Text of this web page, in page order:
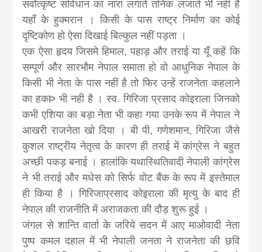
सर्वोत्कृष्ट संविधान का नारा लगाते तनिक लजाते भी नही हैं
यहाँ के हुक्मरान । किसी के पास राष्ट्र निर्माण का कोई
दृष्टिकोण हो ऐसा दिखाई बिल्कुल नहीं पड़ता ।
एक ऐसा हृदय जिसमे हिमाल, पहाड़ और तराई या यूँ कहें कि
सम्पूर्ण और सारभौम नेपाल समाता हो वो आधुनिक नेपाल के
किसी भी नेता के पास नहीं है तो फिर उन्हें राजनेता कहलाने
का हकÞ भी नही है । स्व. गिरिजा प्रसाद कोइराला जिनको
कभी एशिया का बड़ा नेता भी कहा गया उनके रूप में नेपाल ने
आखरी राजनेता खो दिया । बी पी, गणेशमान, गिरिजा जैसे
कुशल राष्ट्रीय नेतृत्व के कारण ही तराई में कांग्रेस ने बहुत
अच्छी पकड़ बनाई । हालांकि यथास्थितिवादी नेपाली कांग्रेस
ने भी तराई और मधेस को सिर्फ वोट बैंक के रूप में इस्तेमाल
ही किया है । गिरिजाप्रसाद कोइराला की मृत्यु के बाद ही
नेपाल की राजनीति में अराजकता की दौड़ शुरू हुई ।
जंगल से शान्ति वार्ता के जरिये सदन में आए माओवादी नेता
पुष्प कमल दहाल में भी नेपाली जनता ने राजनेता की छवि